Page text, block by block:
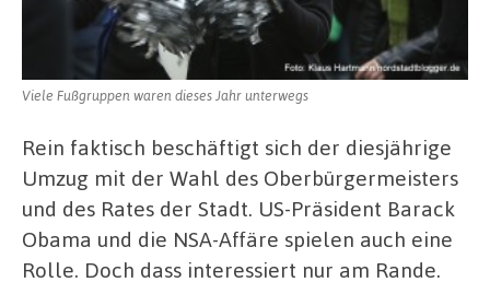
Viele Fußgruppen waren dieses Jahr unterwegs
Rein faktisch beschäftigt sich der diesjährige
Umzug mit der Wahl des Oberbürgermeisters
und des Rates der Stadt. US-Präsident Barack
Obama und die NSA-Affäre spielen auch eine
Rolle. Doch dass interessiert nur am Rande.